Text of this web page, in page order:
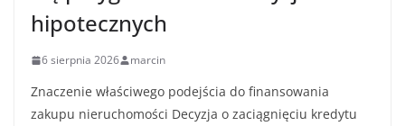
hipotecznych
6 sierpnia 2026 marcin
Znaczenie właściwego podejścia do finansowania
zakupu nieruchomości Decyzja o zaciągnięciu kredytu